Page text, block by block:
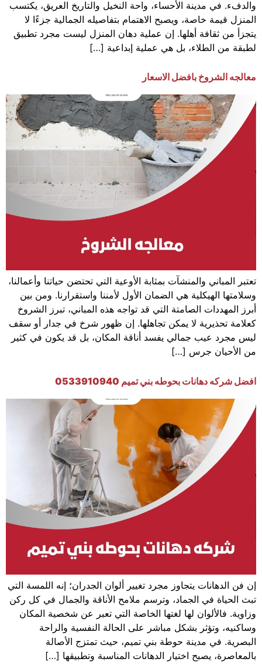
والدفء. في مدينة الأحساء، واحة النخيل والتاريخ العريق، يكتسب
المنزل قيمة خاصة، ويصبح الاهتمام بتفاصيله الجمالية جزءًا لا
يتجزأ من ثقافة أهلها. إن عملية دهان المنزل ليست مجرد تطبيق
لطبقة من الطلاء، بل هي عملية إبداعية […]
معالجه الشروخ بافضل الاسعار
تعتبر المباني والمنشآت بمثابة الأوعية التي تحتضن حياتنا وأعمالنا،
وسلامتها الهيكلية هي الضمان الأول لأمننا واستقرارنا. ومن بين
أبرز المهددات الصامتة التي قد تواجه هذه المباني، تبرز الشروخ
كعلامة تحذيرية لا يمكن تجاهلها. إن ظهور شرخ في جدار أو سقف
ليس مجرد عيب جمالي يفسد أناقة المكان، بل قد يكون في كثير
من الأحيان جرس […]
افضل شركه دهانات بحوطه بني تميم 0533910940
إن فن الدهانات يتجاوز مجرد تغيير ألوان الجدران؛ إنه اللمسة التي
تبث الحياة في الجماد، وترسم ملامح الأناقة والجمال في كل ركن
وزاوية. فالألوان لها لغتها الخاصة التي تعبر عن شخصية المكان
وساكنيه، وتؤثر بشكل مباشر على الحالة النفسية والراحة
البصرية. في مدينة حوطة بني تميم، حيث تمتزج الأصالة
بالمعاصرة، يصبح اختيار الدهانات المناسبة وتطبيقها […]